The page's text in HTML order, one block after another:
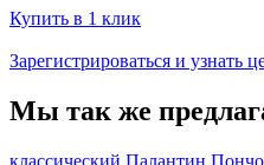
Купить в 1 клик
Зарегистрироваться и узнать
Мы так же
классический Палантин Пончо